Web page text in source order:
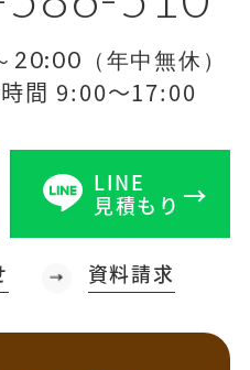
20:00（年中無休）
間 9:00～17:00
LINE
見積もり
資料請求